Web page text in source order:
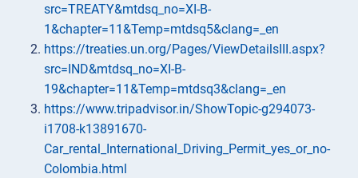
src=TREATY&mtdsq_no=XI-B-
1&chapter=11&Temp=mtdsq5&clang=_en
https://treaties.un.org/Pages/ViewDetailsIII.aspx?
src=IND&mtdsq_no=XI-B-
19&chapter=11&Temp=mtdsq3&clang=_en
https://www.tripadvisor.in/ShowTopic-g294073-
i1708-k13891670-
Car_rental_International_Driving_Permit_yes_or_no-
Colombia.html